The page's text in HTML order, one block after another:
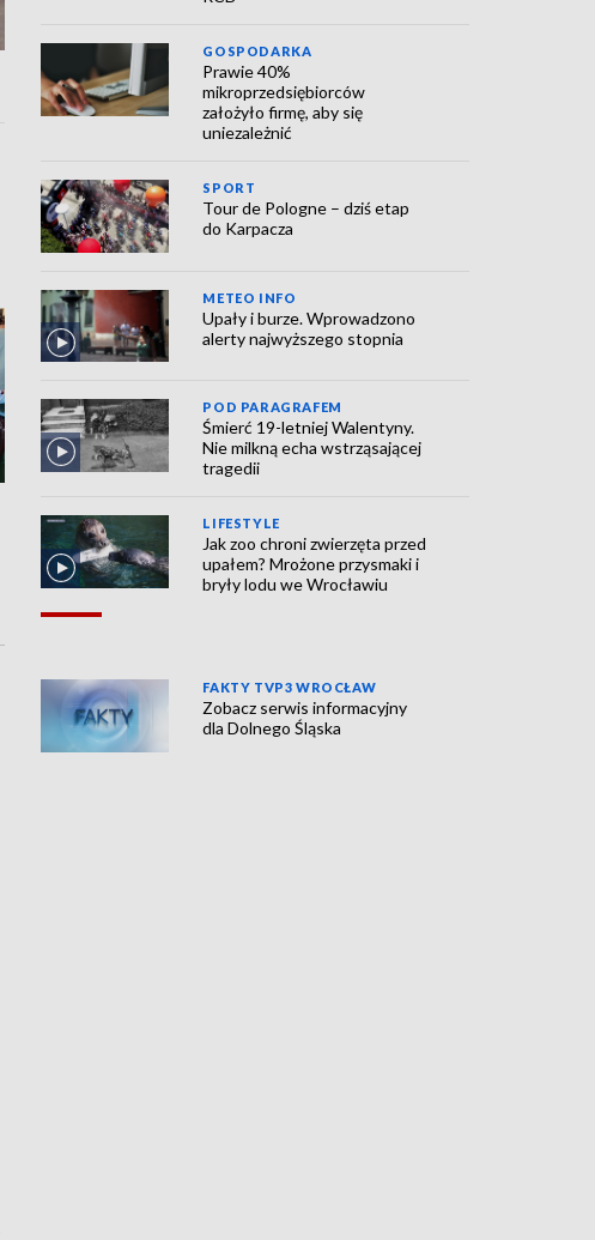
GOSPODARKA
Prawie 40%
mikroprzedsiębiorców
założyło firmę, aby się
uniezależnić
SPORT
Tour de Pologne – dziś etap
do Karpacza
METEO INFO
Upały i burze. Wprowadzono
alerty najwyższego stopnia
POD PARAGRAFEM
Śmierć 19-letniej Walentyny.
Nie milkną echa wstrząsającej
tragedii
LIFESTYLE
Jak zoo chroni zwierzęta przed
upałem? Mrożone przysmaki i
bryły lodu we Wrocławiu
FAKTY TVP3 WROCŁAW
Zobacz serwis informacyjny
dla Dolnego Śląska